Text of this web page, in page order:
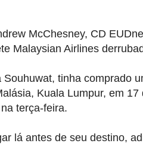
McChesney, CD
Malaysian Airlines
Souhuwat, tinha comprado
, Kuala Lumpur, em 17
na terça-feira.
lá antes de seu destino,